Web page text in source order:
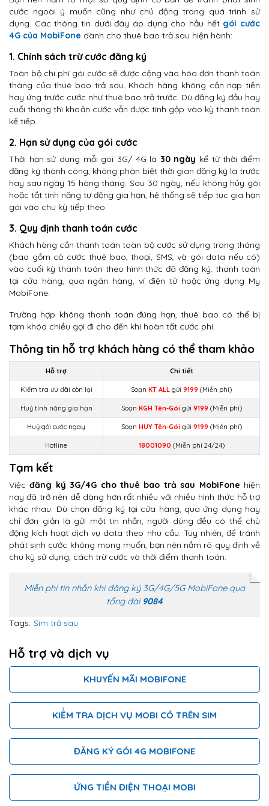
cước ngoài ý muốn cũng như chủ động trong quá trình sử
dụng. Các thông tin dưới đây áp dụng cho hầu hết gói cước
4G của MobiFone dành cho thuê bao trả sau hiện hành:
1. Chính sách trừ cước đăng ký
Toàn bộ chi phí gói cước sẽ được cộng vào hóa đơn thanh toán
tháng của thuê bao trả sau. Khách hàng không cần nạp tiền
hay ứng trước cước như thuê bao trả trước. Dù đăng ký đầu hay
cuối tháng thì khoản cước vẫn được tính gộp vào kỳ thanh toán
kế tiếp.
2. Hạn sử dụng của gói cước
Thời hạn sử dụng mỗi gói 3G/ 4G là 30 ngày kể từ thời điểm
đăng ký thành công, không phân biệt thời gian đăng ký là trước
hay sau ngày 15 hàng tháng. Sau 30 ngày, nếu không hủy gói
hoặc tắt tính năng tự động gia hạn, hệ thống sẽ tiếp tục gia hạn
gói vào chu kỳ tiếp theo.
3. Quy định thanh toán cước
Khách hàng cần thanh toán toàn bộ cước sử dụng trong tháng
(bao gồm cả cước thuê bao, thoại, SMS, và gói data nếu có)
vào cuối kỳ thanh toán theo hình thức đã đăng ký: thanh toán
tại cửa hàng, qua ngân hàng, ví điện tử hoặc ứng dụng My
MobiFone.
Trường hợp không thanh toán đúng hạn, thuê bao có thể bị
tạm khóa chiều gọi đi cho đến khi hoàn tất cước phí.
Thông tin hỗ trợ khách hàng có thể tham khảo
Hỗ trợ Chi tiết
Kiểm tra ưu đãi còn lại Soạn KT ALL gửi 9199 (Miễn phí)
Huỷ tính năng gia hạn Soạn KGH Tên-Gói gửi 9199 (Miễn phí)
Huỷ gói cước ngay Soạn HUY Tên-Gói gửi 9199 (Miễn phí)
Hotline 18001090 (Miễn phí 24/24)
Tạm kết
Việcđăng ký 3G/4G cho thuê bao trả sau MobiFone hiện
nay đã trở nên dễ dàng hơn rất nhiều với nhiều hình thức hỗ trợ
khác nhau. Dù chọn đăng ký tại cửa hàng, qua ứng dụng hay
chỉ đơn giản là gửi một tin nhắn, người dùng đều có thể chủ
động kích hoạt dịch vụ data theo nhu cầu. Tuy nhiên, để tránh
phát sinh cước không mong muốn, bạn nên nắm rõ quy định về
chu kỳ sử dụng, cách trừ cước và thời điểm thanh toán.
Miễn phí tin nhắn khi đăng ký 3G/4G/5G MobiFone qua
tổng đài 9084
Tags: Sim trả sau
Hỗ trợ và dịch vụ
KHUYẾN MÃI MOBIFONE
KIỂM TRA DỊCH VỤ MOBI CÓ TRÊN SIM
ĐĂNG KÝ GÓI 4G MOBIFONE
ỨNG TIỀN ĐIỆN THOẠI MOBI